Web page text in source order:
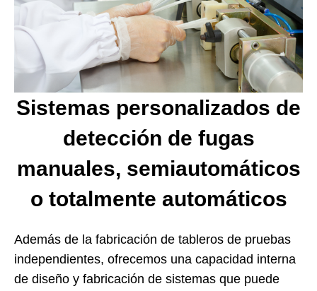
Sistemas personalizados de
detección de fugas
manuales, semiautomáticos
o totalmente automáticos
Además de la fabricación de tableros de pruebas
independientes, ofrecemos una capacidad interna
de diseño y fabricación de sistemas que puede